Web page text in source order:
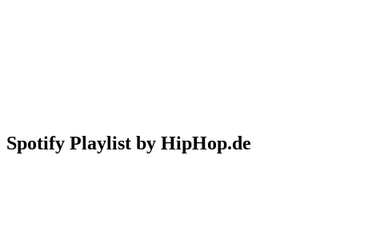
Spotify Playlist by HipHop.de